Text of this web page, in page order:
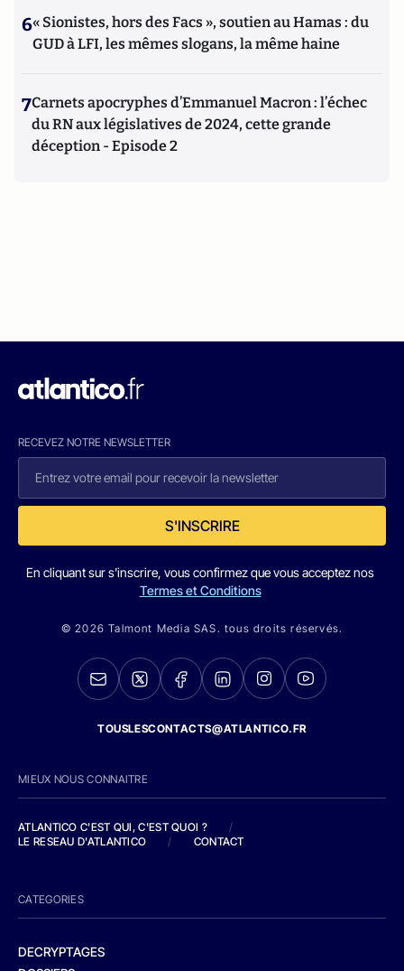
6« Sionistes, hors des Facs », soutien au Hamas : du
GUD à LFI, les mêmes slogans, la même haine
7Carnets apocryphes d’Emmanuel Macron : l’échec
du RN aux législatives de 2024, cette grande
déception - Episode 2
RECEVEZ NOTRE NEWSLETTER
S'INSCRIRE
En cliquant sur s'inscrire, vous confirmez que vous acceptez nos
Termes et Conditions
© 2026 Talmont Media SAS. tous droits réservés.
TOUSLESCONTACTS@ATLANTICO.FR
MIEUX NOUS CONNAITRE
ATLANTICO C'EST QUI, C'EST QUOI ?
/
LE RESEAU D'ATLANTICO
/ CONTACT
CATEGORIES
DECRYPTAGES